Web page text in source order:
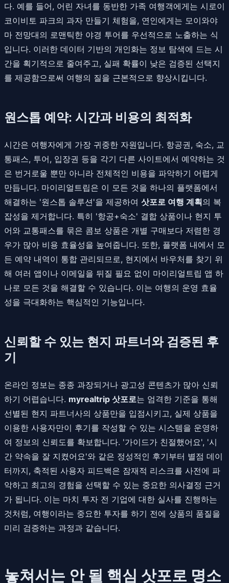
다. 예를 들어, 어린 자녀를 동반한 가족 여행객에게는 시로이
코이비토 파크의 과자 만들기 체험을, 연인에게는 모이와야
마 전망대의 로맨틱한 야경 투어를 우선적으로 노출하는 식
입니다. 이러한 데이터 기반의 개인화는 정보 탐색에 드는 시
간을 획기적으로 줄여주고, 실패 확률이 낮은 검증된 선택지
를 제공함으로써 여행의 질을 근본적으로 향상시킵니다.
원스톱 예약: 시간과 비용의 최적화
시간은 여행자에게 가장 귀중한 자원입니다. 항공권, 숙소, 교
통패스, 투어, 입장권 등을 각기 다른 사이트에서 예약하는 것
은 번거로울 뿐만 아니라 전체적인 비용을 파악하기 어렵게
만듭니다. 마이리얼트립은 이 모든 것을 하나의 플랫폼에서
해결하는 '원스톱 솔루션'을 제공하여 삿포로 여행 계획의 복
잡성을 제거합니다. 특히 '항공+숙소' 결합 상품이나 현지 투
어와 교통패스를 묶은 콤보 상품은 개별 구매보다 저렴한 경
우가 많아 비용 효율성을 높여줍니다. 또한, 플랫폼 내에서 모
든 예약 내역이 통합 관리되므로, 현지에서 바우처를 찾기 위
해 여러 앱이나 이메일을 뒤질 필요 없이 마이리얼트립 앱 하
나로 모든 것을 해결할 수 있습니다. 이는 여행의 운영 효율
성을 극대화하는 핵심적인 기능입니다.
신뢰할 수 있는 현지 파트너와 검증된 후
기
온라인 정보는 종종 과장되거나 광고성 콘텐츠가 많아 신뢰
하기 어렵습니다. myrealtrip 삿포로는 엄격한 기준을 통해
선별된 현지 파트너사의 상품만을 입점시키고, 실제 상품을
이용한 사용자만이 후기를 작성할 수 있는 시스템을 운영하
여 정보의 신뢰도를 확보합니다. '가이드가 친절했어요', '시
간 약속을 잘 지켰어요'와 같은 정성적인 후기부터 별점 데이
터까지, 축적된 사용자 피드백은 잠재적 리스크를 사전에 파
악하고 최고의 경험을 선택할 수 있는 중요한 의사결정 근거
가 됩니다. 이는 마치 투자 전 기업에 대한 실사를 진행하는
것처럼, 여행이라는 중요한 투자를 하기 전에 상품의 품질을
미리 검증하는 과정과 같습니다.
놓쳐서는 안 될 핵심 삿포로 명소